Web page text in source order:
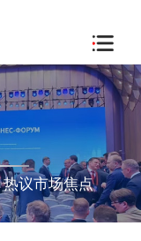
议市场焦点